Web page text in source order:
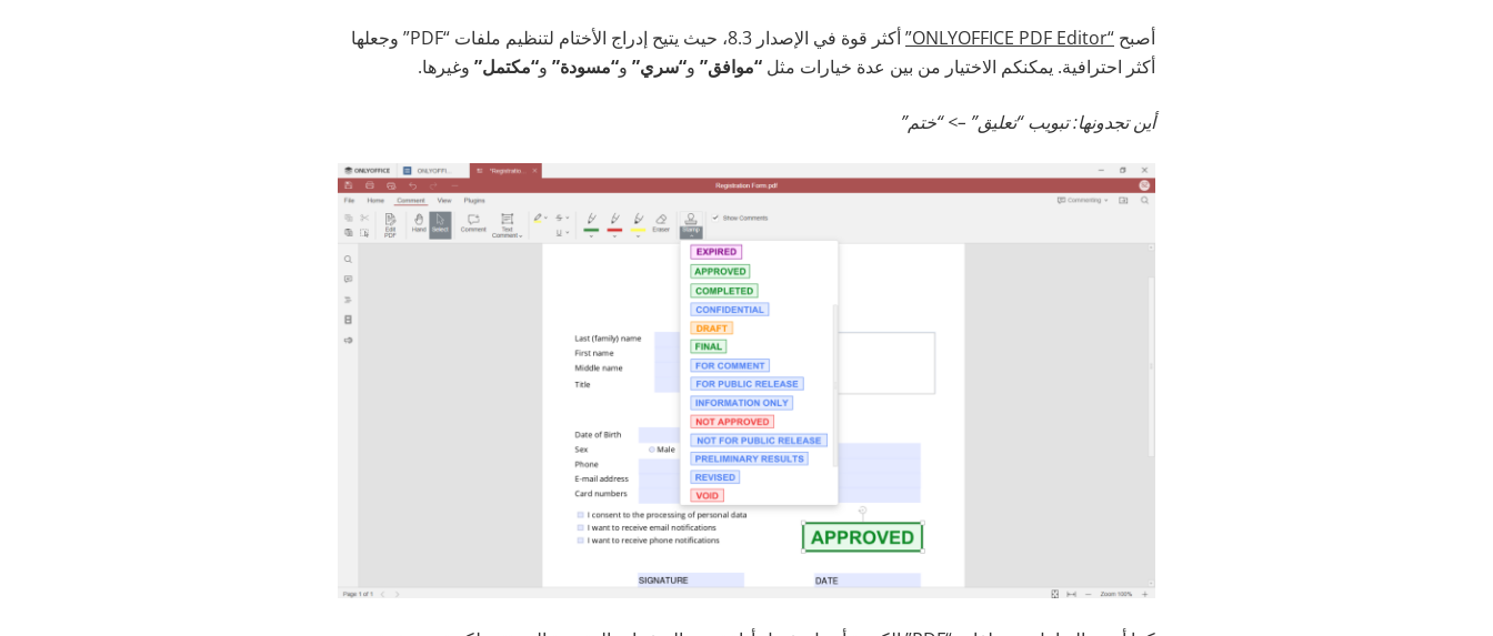
أصبح “ONLYOFFICE PDF Editor”
أكثر قوة في الإصدار 8.3، حيث يتيح إدراج الأختام لتنظيم ملفات “PDF” وجعلها
أكثر احترافية. يمكنكم الاختيار من بين عدة خيارات مثل “موافق” و“سري” و“مسودة” و“مكتمل” وغيرها.
أين تجدونها: تبويب “تعليق” –> “ختم”